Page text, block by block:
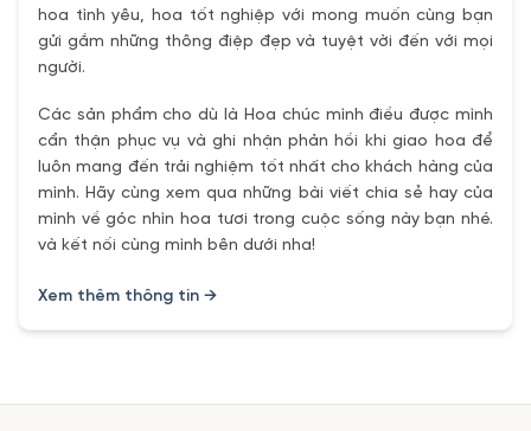
hoa tình yêu, hoa tốt nghiệp với mong muốn cùng bạn
gửi gắm những thông điệp đẹp và tuyệt vời đến với mọi
người.
Các sản phẩm cho dù là Hoa chúc mình điều được mình
cẩn thận phục vụ và ghi nhận phản hồi khi giao hoa để
luôn mang đến trải nghiệm tốt nhất cho khách hàng của
mình. Hãy cùng xem qua những bài viết chia sẻ hay của
mình về góc nhìn hoa tươi trong cuộc sống này bạn nhé.
và kết nối cùng mình bên dưới nha!
Xem thêm thông tin →